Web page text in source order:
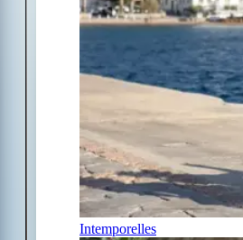
Intemporelles